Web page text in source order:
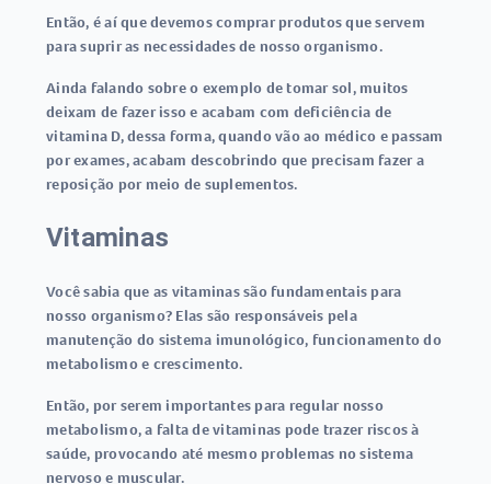
Então, é aí que devemos comprar produtos que servem
para suprir as necessidades de nosso organismo.
Ainda falando sobre o exemplo de tomar sol, muitos
deixam de fazer isso e acabam com deficiência de
vitamina D, dessa forma, quando vão ao médico e passam
por exames, acabam descobrindo que precisam fazer a
reposição por meio de suplementos.
Vitaminas
Você sabia que as vitaminas são fundamentais para
nosso organismo? Elas são responsáveis pela
manutenção do sistema imunológico, funcionamento do
metabolismo e crescimento.
Então, por serem importantes para regular nosso
metabolismo, a falta de vitaminas pode trazer riscos à
saúde, provocando até mesmo problemas no sistema
nervoso e muscular.